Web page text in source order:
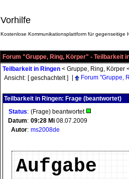
Vorhilfe
Kostenlose Kommunikationsplattform für gegenseitige
Forum "Gruppe, Ring, Körper" - Teilbarkeit
Teilbarkeit in Ringen < Gruppe, Ring, Körper
Ansicht: [ geschachtelt ] Forum "Gruppe,
Teilbarkeit in Ringen: Frage (beantwortet)
Status: (Frage) beantwortet
Datum: 09:28 Mi 08.07.2009
Autor: ms2008de
Aufgabe